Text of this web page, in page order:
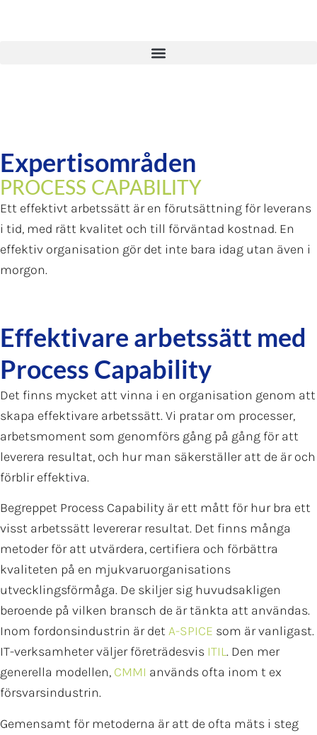
Expertisområden
PROCESS CAPABILITY
Ett effektivt arbetssätt är en förutsättning för leverans
i tid, med rätt kvalitet och till förväntad kostnad. En
effektiv organisation gör det inte bara idag utan även i
morgon.
Effektivare arbetssätt med
Process Capability
Det finns mycket att vinna i en organisation genom att
skapa effektivare arbetssätt. Vi pratar om processer,
arbetsmoment som genomförs gång på gång för att
leverera resultat, och hur man säkerställer att de är och
förblir effektiva.
Begreppet Process Capability är ett mått för hur bra ett
visst arbetssätt levererar resultat. Det finns många
metoder för att utvärdera, certifiera och förbättra
kvaliteten på en mjukvaruorganisations
utvecklingsförmåga. De skiljer sig huvudsakligen
beroende på vilken bransch de är tänkta att användas.
Inom fordonsindustrin är det A-SPICE som är vanligast.
IT-verksamheter väljer företrädesvis ITIL. Den mer
generella modellen, CMMI används ofta inom t ex
försvarsindustrin.
Gemensamt för metoderna är att de ofta mäts i steg